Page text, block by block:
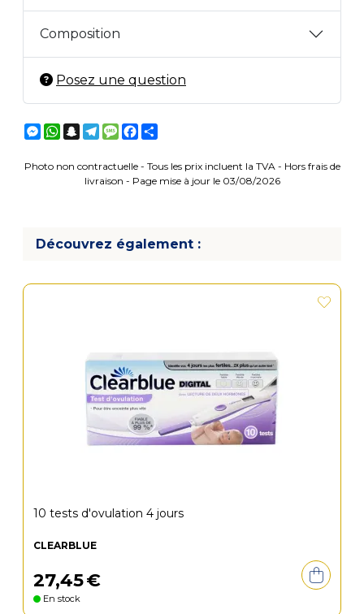
Composition
Posez une question
Messenger
WhatsApp
Snapchat
Telegram
MessageFacebook
Photo non contractuelle - Tous les prix incluent la TVA - Hors frais de
livraison - Page mise à jour le 03/08/2026
Découvrez également :
10 tests d'ovulation 4 jours
CLEARBLUE
27,45€
En stock